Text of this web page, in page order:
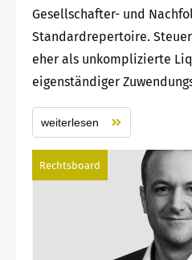
Gesellschafter- und
Standardrepertoire.
eher als unkomplizierte
eigenständiger
weiterlesen
Rechtsboard